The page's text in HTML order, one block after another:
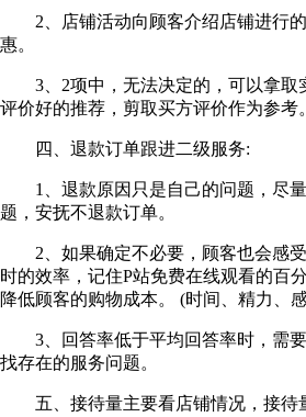
2、店铺活动向顾客介绍店铺进行的
惠。
3、2项中，无法决定的，可以拿取
评价好的推荐，剪取买方评价作为参考。
四、退款订单跟进二级服务:
1、退款原因只是自己的问题，尽量
题，安抚不退款订单。
2、如果确定不必要，顾客也会感受
时的效率，记住P站免费在线观看的百
降低顾客的购物成本。 (时间、精力、
3、回答率低于平均回答率时，需要
找存在的服务问题。
五、接待量主要看店铺情况，接待